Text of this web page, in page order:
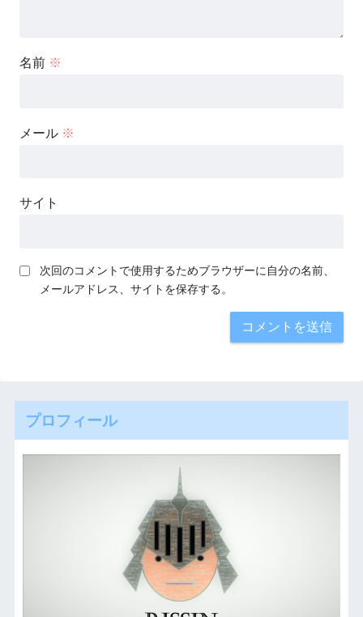
名前 ※
メール ※
サイト
次回のコメントで使用するためブラウザーに自分の名前、
メールアドレス、サイトを保存する。
プロフィール